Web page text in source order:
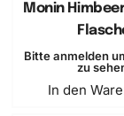
Monin
Bitte anmelden
zu
In den